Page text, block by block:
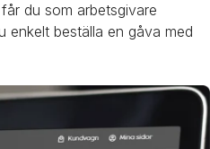
du som arbetsgivare
enkelt beställa en gåva med